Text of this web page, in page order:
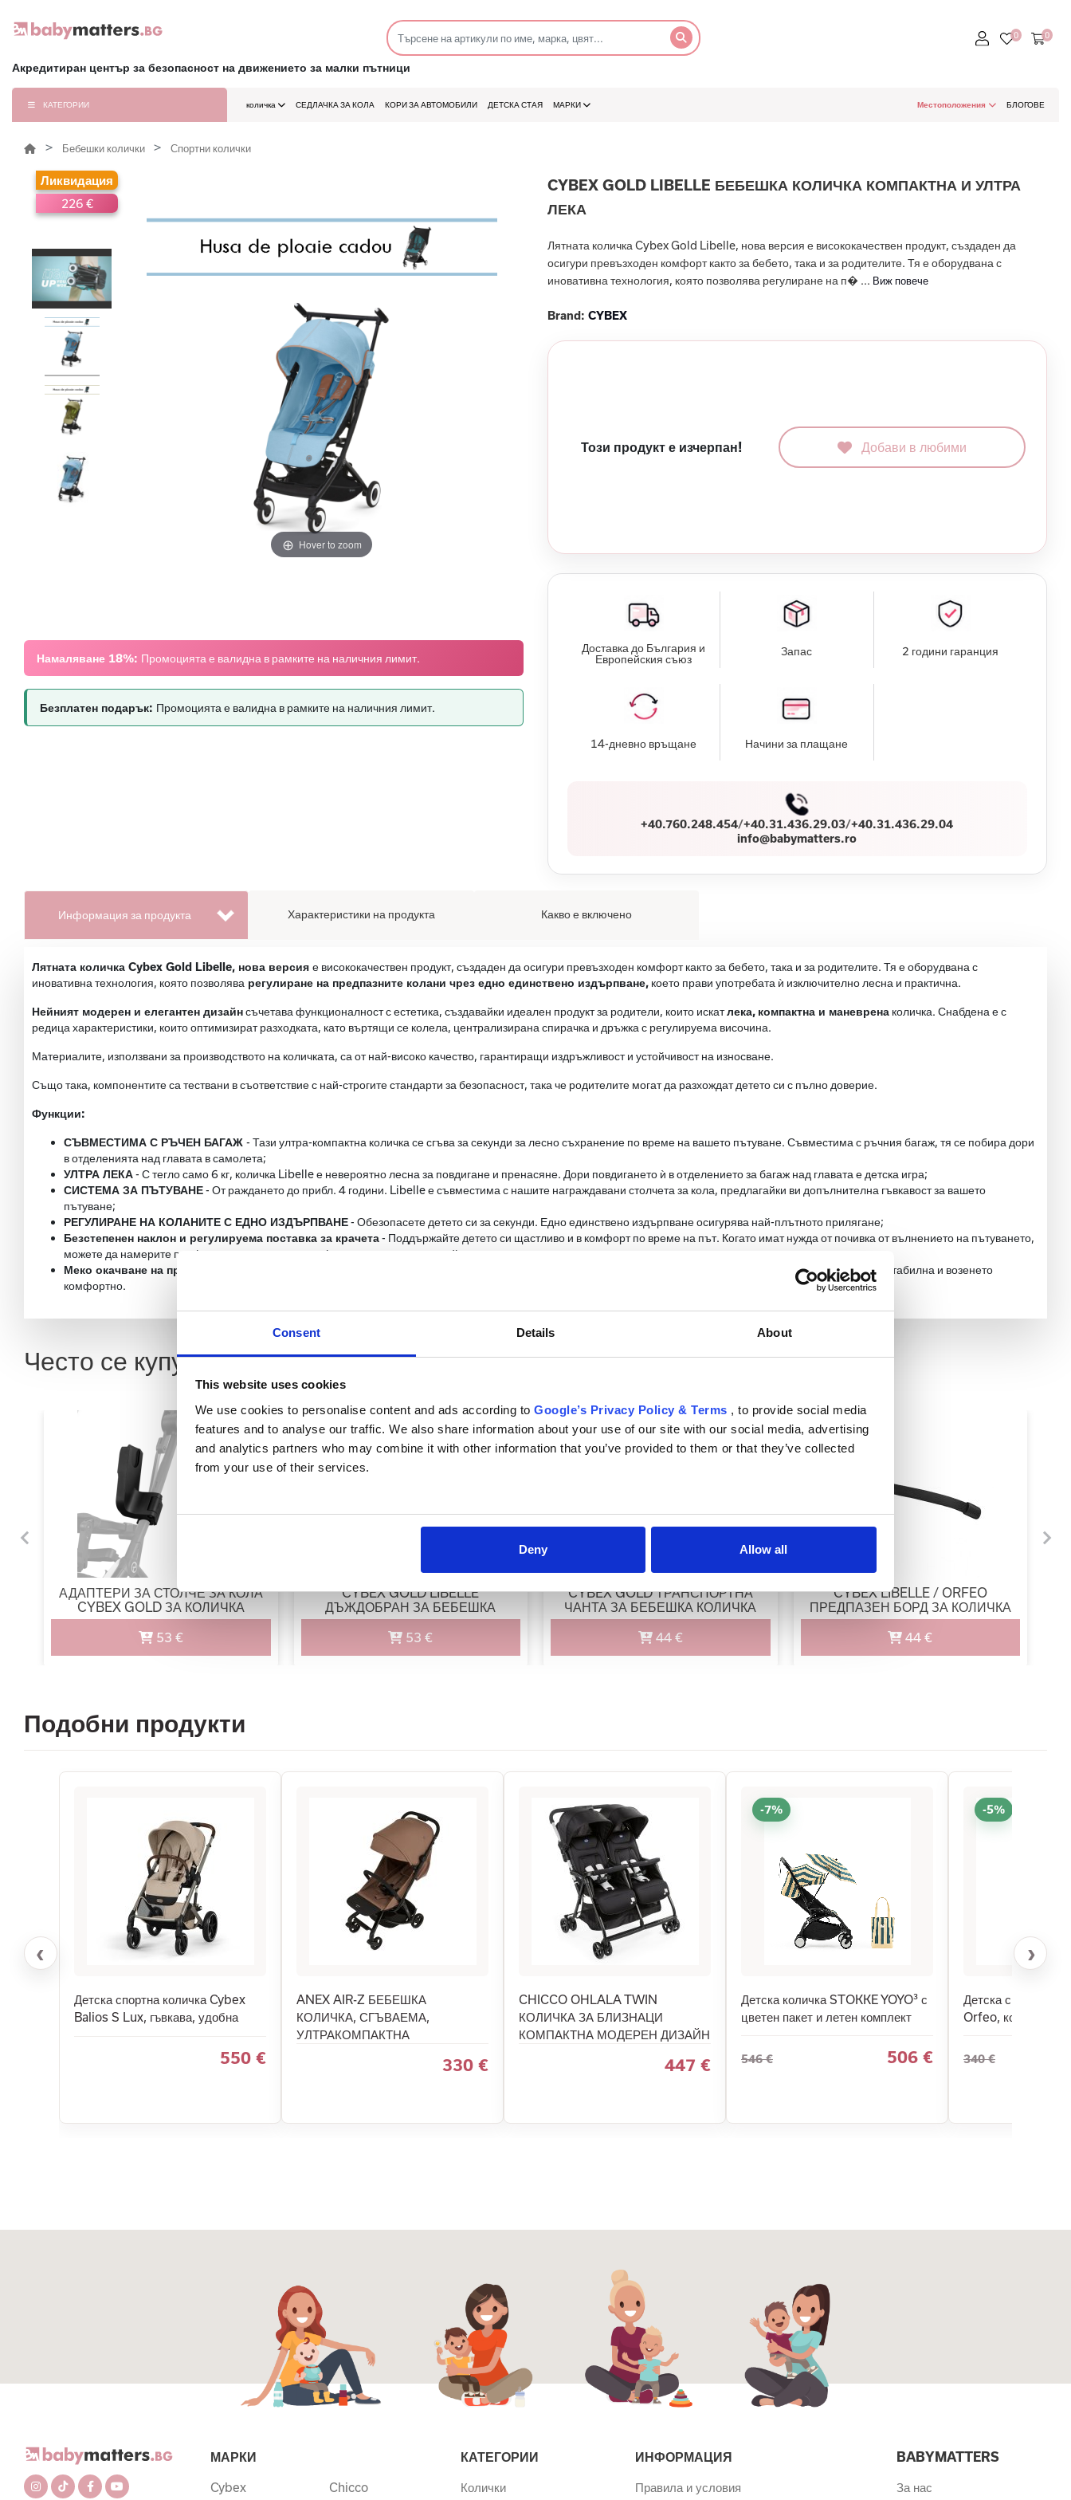
Consent Details About
This website uses cookies
We use cookies to personalise content and ads according to Google’s Privacy Policy & Terms , to provide social media
features and to analyse our traffic. We also share information about your use of our site with our social media, advertising
and analytics partners who may combine it with other information that you’ve provided to them or that they’ve collected
from your use of their services.
Deny Allow all
Акредитиран център за безопасност на движението за малки пътници
КАТЕГОРИИ количка СЕДЛАЧКА ЗА КОЛА КОРИ ЗА АВТОМОБИЛИ ДЕТСКА СТАЯ МАРКИ Местоположения БЛОГОВЕ
Бебешки колички Спортни колички
Ликвидация
226 €
Hover to zoom
Намаляване 18%: Промоцията е валидна в рамките на наличния лимит.
Безплатен подарък: Промоцията е валидна в рамките на наличния лимит.
CYBEX GOLD LIBELLE БЕБЕШКА КОЛИЧКА КОМПАКТНА И УЛТРА
ЛЕКА
Лятната количка Cybex Gold Libelle, нова версия е висококачествен продукт, създаден да
осигури превъзходен комфорт както за бебето, така и за родителите. Тя е оборудвана с
иновативна технология, която позволява регулиране на п� ... Виж повече
Brand: CYBEX
Този продукт е изчерпан! Добави в любими
Доставка до България и
Европейския съюз
Запас 2 години гаранция
14-дневно връщане Начини за плащане
+40.760.248.454/+40.31.436.29.03/+40.31.436.29.04
info@babymatters.ro
Информация за продукта Характеристики на продукта Какво е включено
Лятната количка Cybex Gold Libelle, нова версия е висококачествен продукт, създаден да осигури превъзходен комфорт както за бебето, така и за родителите. Тя е оборудвана с
иновативна технология, която позволява регулиране на предпазните колани чрез едно единствено издърпване, което прави употребата ѝ изключително лесна и практична.
Нейният модерен и елегантен дизайнсъчетава функционалност с естетика, създавайки идеален продукт за родители, които искатлека, компактна и маневрена количка. Снабдена е с
редица характеристики, които оптимизират разходката, като въртящи се колела, централизирана спирачка и дръжка с регулируема височина.
Материалите, използвани за производството на количката, са от най-високо качество, гарантиращи издръжливост и устойчивост на износване.
Също така, компонентите са тествани в съответствие с най-строгите стандарти за безопасност, така че родителите могат да разхождат детето си с пълно доверие.
Функции:
СЪВМЕСТИМА С РЪЧЕН БАГАЖ - Тази ултра-компактна количка се сгъва за секунди за лесно съхранение по време на вашето пътуване. Съвместима с ръчния багаж, тя се побира дори
в отделенията над главата в самолета;
УЛТРА ЛЕКА- С тегло само 6 кг, количка Libelle е невероятно лесна за повдигане и пренасяне. Дори повдигането ѝ в отделението за багаж над главата е детска игра;
СИСТЕМА ЗА ПЪТУВАНЕ- От раждането до прибл. 4 години. Libelle е съвместима с нашите награждавани столчета за кола, предлагайки ви допълнителна гъвкавост за вашето
пътуване;
РЕГУЛИРАНЕ НА КОЛАНИТЕ С ЕДНО ИЗДЪРПВАНЕ- Обезопасете детето си за секунди. Едно единствено издърпване осигурява най-плътното прилягане;
Безстепенен наклон и регулируема поставка за крачета- Поддържайте детето си щастливо и в комфорт по време на път. Когато имат нужда от почивка от вълнението на пътуването,
можете да намерите перфектната позиция за комфорт, за да поспят спокойно;
Меко окачване на предните колела
- Където и да се намирате по време на пътуванията си, мекото окачване на предните колела поддържа маневреността стабилна и возенето
комфортно.
Често се купуват заедно
АДАПТЕРИ ЗА СТОЛЧЕ ЗА КОЛА
CYBEX GOLD ЗА КОЛИЧКА
LIBELLE
53 €
CYBEX GOLD LIBELLE
ДЪЖДОБРАН ЗА БЕБЕШКА
КОЛИЧКА
53 €
CYBEX GOLD ТРАНСПОРТНА
ЧАНТА ЗА БЕБЕШКА КОЛИЧКА
LIBELLE
44 €
CYBEX LIBELLE / ORFEO
ПРЕДПАЗЕН БОРД ЗА КОЛИЧКА
44 €
Подобни продукти
‹
Детска спортна количка Cybex
Balios S Lux, гъвкава, удобна
550 €
ANEX AIR-Z БЕБЕШКА
КОЛИЧКА, СГЪВАЕМА,
УЛТРАКОМПАКТНА
330 €
CHICCO OHLALA TWIN
КОЛИЧКА ЗА БЛИЗНАЦИ
КОМПАКТНА МОДЕРЕН ДИЗАЙН
447 €
-7%
Детска количка STOKKE YOYO³ с
цветен пакет и летен комплект
546 € 506 €
-5%
Детска спортна
Orfeo, компактна,
340 €
›
МАРКИ
Cybex Chicco
КАТЕГОРИИ
Колички
ИНФОРМАЦИЯ
Правила и условия
BABYMATTERS
За нас